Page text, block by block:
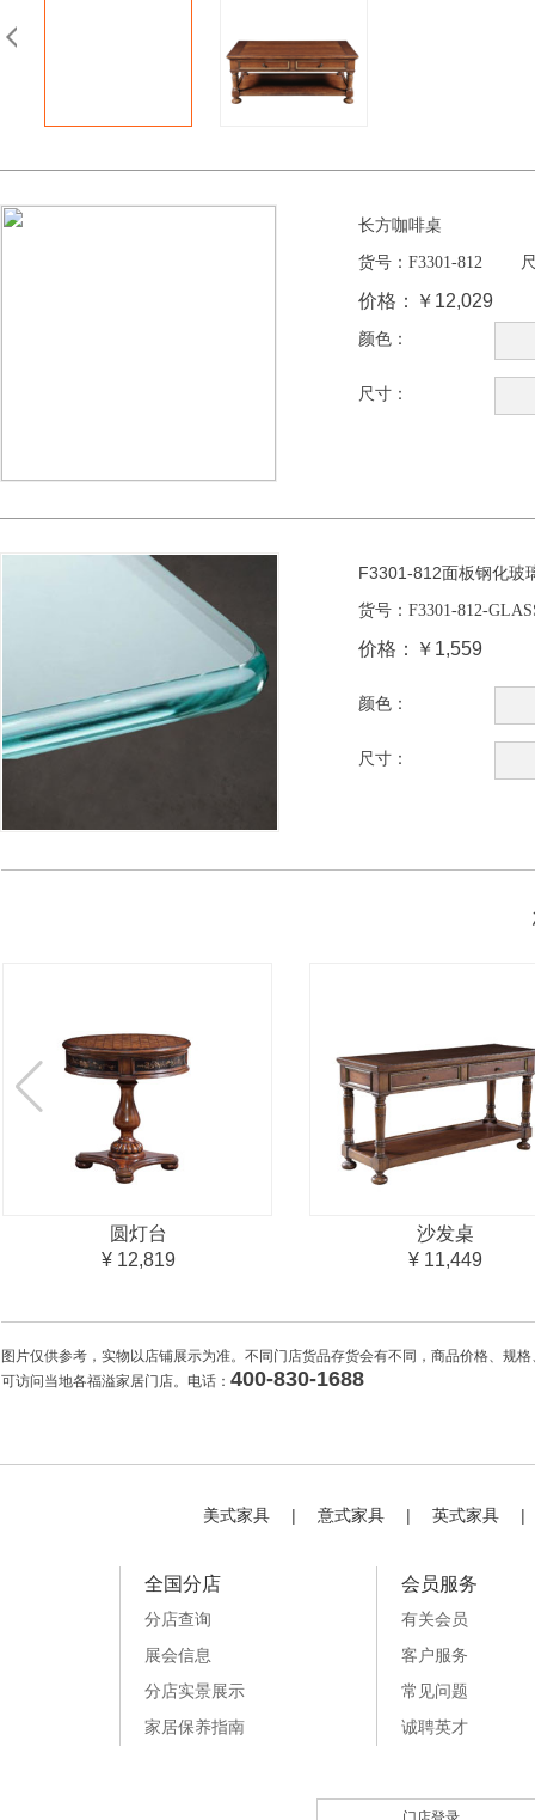
长方咖啡桌
货号： F3301-812 尺
价格： ￥12,029
颜色：
尺寸：
F3301-812面板钢化玻
货号： F3301-812-
价格： ￥1,559
颜色：
尺寸：
圆灯台
¥ 12,819
沙发桌
¥ 11,449
图片仅供参考，实物以店铺展示为准。不同门店货品存货会有不同，商品价格、规
可访问当地各福溢家居门店。电话： 400-830-1688
美式家具 | 意式家具 | 英式家具 |
全国分店
分店查询
展会信息
分店实景展示
家居保养指南
会员服务
有关会员
客户服务
常见问题
诚聘英才